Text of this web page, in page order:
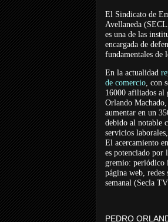
El Sindicato de
Avellaneda
es una de las
encargada de
fundamentales de
En la actualidad
de comercio, con
16000 afiliados al
Orlando
aumentar en un
debido al notable
servicios
El acercamiento
es potenciado por
gremio: periódico
página web,
semanal (Secla
PEDRO